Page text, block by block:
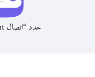
حدد “اتصال Viber Out” من عنوان المحادثة